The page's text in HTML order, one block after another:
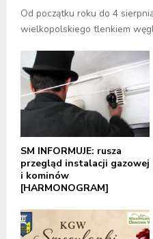
Od początku roku do 4
wielkopolskiego tlenkiem
SM INFORMUJE: rusza
przegląd instalacji gazowej
i kominów
[HARMONOGRAM]